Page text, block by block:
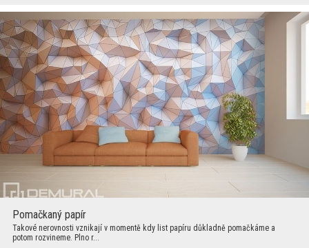
Pomačkaný papír
Takové nerovnosti vznikají v momentě kdy list papíru důkladně pomačkáme a
potom rozvineme. Plno r...